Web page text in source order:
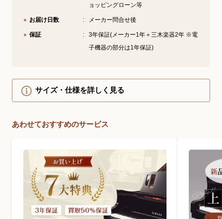
ョッピングローン等
お届け日数 メーカー問合せ後
保証
3年保証(メーカー1年＋三木楽器2年 ※電
子機器の部分は1年保証)
サイズ・仕様を詳しく見る
あわせておすすめのサービス